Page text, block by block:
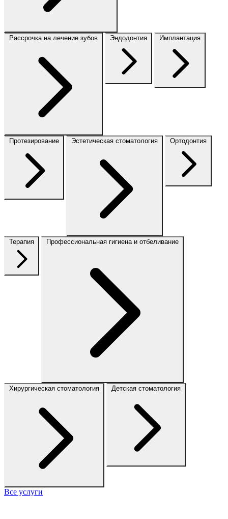
Рассрочка на лечение зубов Эндодонтия Имплантация
Протезирование Эстетическая стоматология Ортодонтия
Терапия Профессиональная гигиена и отбеливание
Хирургическая стоматология Детская стоматология
Все услуги